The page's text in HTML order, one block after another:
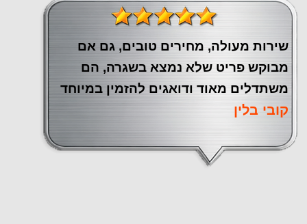
שירות מעולה, מחירים טובים, גם אם
מבוקש פריט שלא נמצא בשגרה, הם
משתדלים מאוד ודואגים להזמין במיוחד
קובי בלין